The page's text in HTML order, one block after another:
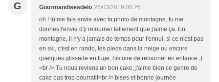
G Gourmandisesdelo 26/03/2019 08:26
oh ! tu me fais envie avec ta photo de montagne, tu me
donnes l'envie d'y retourner tellement que j'aime ça. En
montagne, il n'y a jamais de temps pour l'ennui, si ce n'est pas
en ski, c'est en rando, les pieds dans la neige ou encore
quelques glissade en luge, histoire de retourner en enfance ;)
<br /> Tu nous reviens un bon cake, j'aime bien ce genre de
cake pas trop bourratif<br /> bises et bonne journée